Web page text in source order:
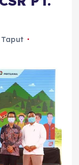
Taput